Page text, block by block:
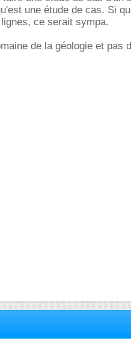
une étude de cas. Si
ce serait sympa.
de la géologie et pas